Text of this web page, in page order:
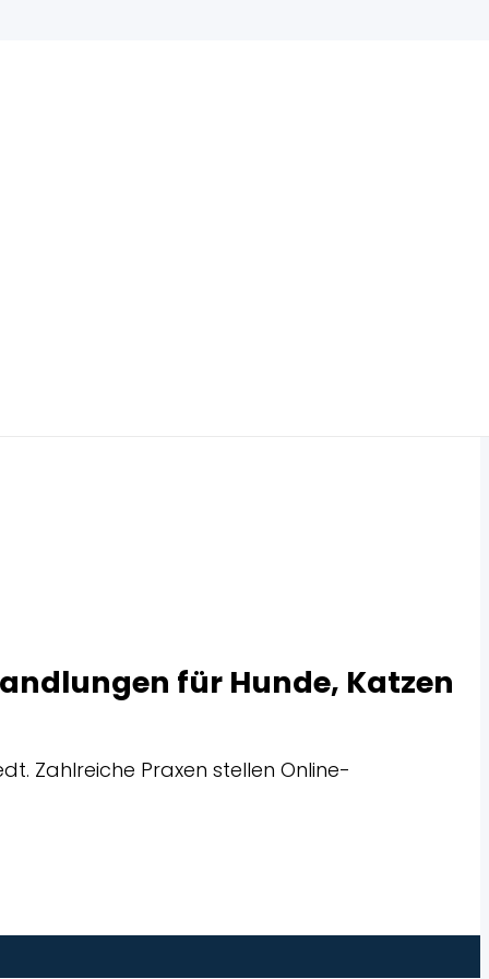
ob Routineuntersuchung, Impfung oder
für Hunde, Katzen
Zahlreiche Praxen stellen Online-